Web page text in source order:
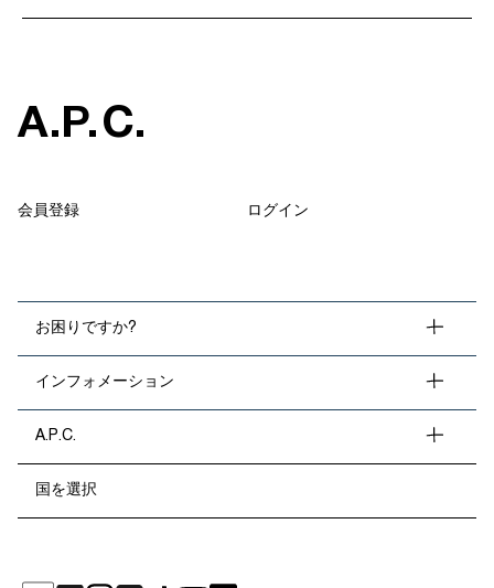
A.P.C.
会員登録 ログイン
お困りですか?
インフォメーション
A.P.C.
国を選択